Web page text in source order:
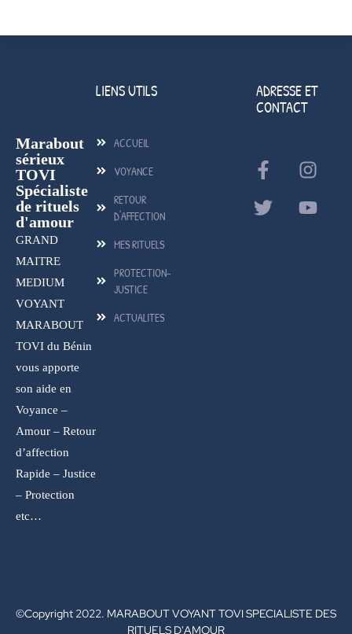
Marabout
sérieux
TOVI
Spécialiste
de rituels
d'amour
GRAND
MAITRE
MEDIUM
VOYANT
MARABOUT
TOVI du Bénin
vous apporte
son aide en
Voyance –
Amour – Retour
d’affection
Rapide – Justice
– Protection
etc…
LIENS UTILS
ACCUEIL
VOYANCE
RETOUR
D'AFFECTION
MES RITUELS
PROTECTION-
JUSTICE
ACTUALITES
ADRESSE ET
CONTACT
©Copyright 2022. MARABOUT VOYANT TOVI SPECIALISTE DES
RITUELS D'AMOUR